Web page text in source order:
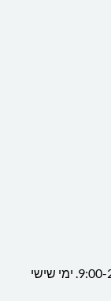
ימים א'-ה' מ9:00-20:00. ימי שישי